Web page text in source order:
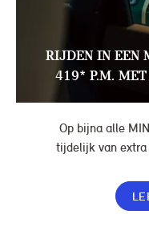
RIJDEN IN EEN
419* P.M.
Op bijna alle
tijdelijk van extra
maand, in plaats
uitvoering kan